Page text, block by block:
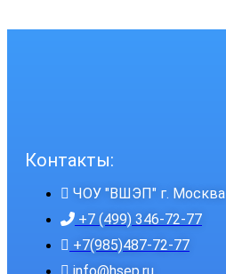
Контакты:
ЧОУ "ВШЭП" г. Москва
+7 (499) 346-72-77
+7(985)487-72-77